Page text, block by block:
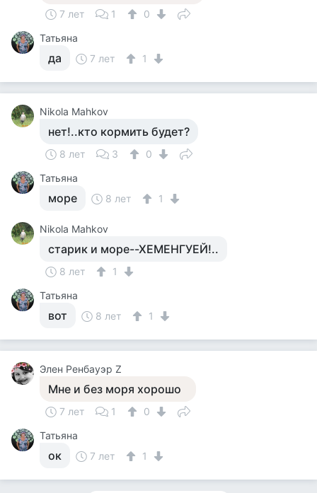
7 лет 1
0
Татьяна
да 7 лет 1
Nikola Mahkov
нет!..кто кормить будет?
8 лет 3
0
Татьяна
море 8 лет 1
Nikola Mahkov
старик и море--ХЕМЕНГУЕЙ!..
8 лет
1
Татьяна
вот 8 лет 1
Элен Ренбауэр Z
Мне и без моря хорошо
7 лет 1
0
Татьяна
ок 7 лет 1